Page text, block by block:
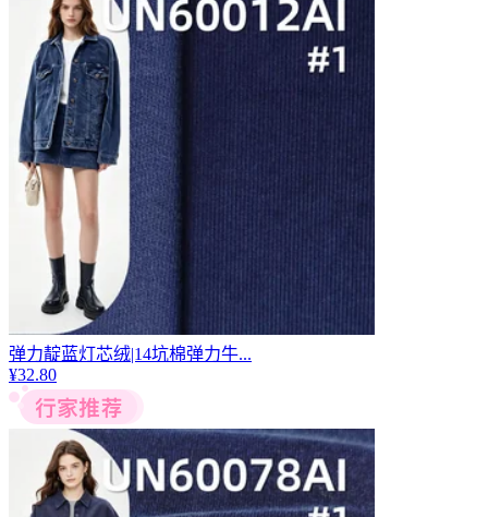
弹力靛蓝灯芯绒|14坑棉弹力牛...
¥32.80